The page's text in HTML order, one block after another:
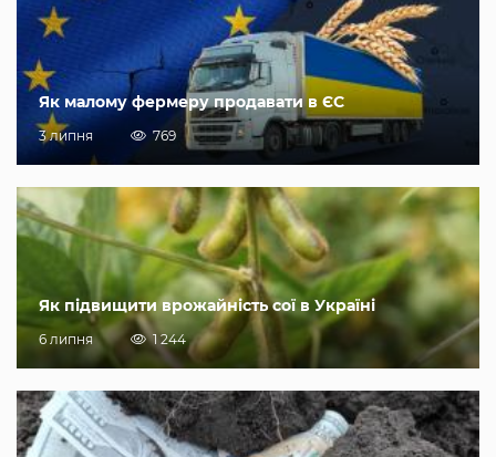
Як малому фермеру продавати в ЄС
3 липня 769
Як підвищити врожайність сої в Україні
6 липня 1 244